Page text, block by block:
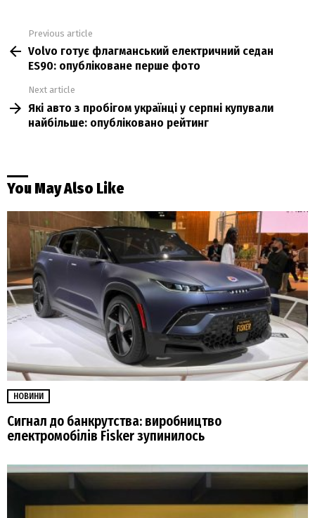
more
Previous article
Volvo готує флагманський електричний седан
ES90: опубліковане перше фото
Next article
Які авто з пробігом українці у серпні купували
найбільше: опубліковано рейтинг
You May Also Like
НОВИНИ
Сигнал до банкрутства: виробництво
електромобілів Fisker зупинилось